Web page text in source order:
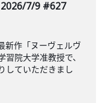
7/9 #627
新作「ヌーヴェルヴ
院大学准教授で、
していただきまし